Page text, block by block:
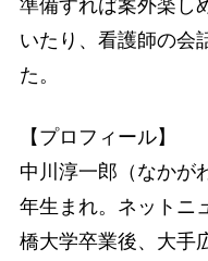
準備すれば案外楽し
いたり、看護師の会
た。
【プロフィール】
中川淳一郎（なかが
年生まれ。ネットニ
橋大学卒業後、大手